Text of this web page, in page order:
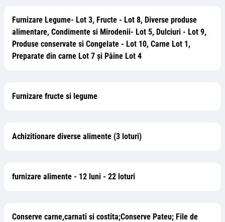
Furnizare Legume- Lot 3, Fructe - Lot 8, Diverse produse
alimentare, Condimente si Mirodenii- Lot 5, Dulciuri - Lot 9,
Produse conservate si Congelate - Lot 10, Carne Lot 1,
Preparate din carne Lot 7 și Pâine Lot 4
Furnizare fructe si legume
Achizitionare diverse alimente (3 loturi)
furnizare alimente - 12 luni - 22 loturi
Conserve carne,carnati si costita;Conserve Pateu; File de